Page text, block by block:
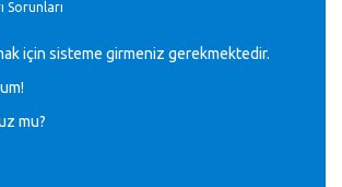
Sorunları
TÜRKİYE!
karşılaşmak çok güzel Kurtuluş, teveccüh
için sisteme girmeniz gerekmektedir.
mu?